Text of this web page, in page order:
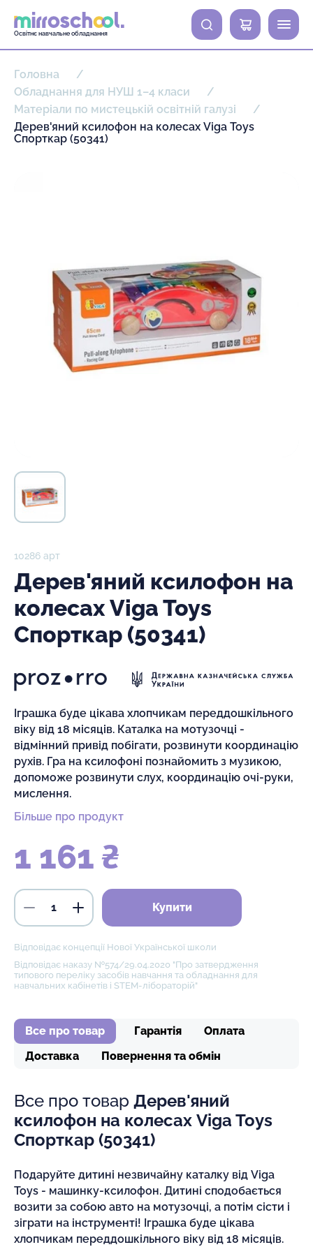
Освітнє навчальне обладнання
0
Головна
Обладнання для НУШ 1–4 класи
Матеріали по мистецькій освітній галузі
Дерев'яний ксилофон на колесах Viga Toys
Спорткар (50341)
10286 арт
Дерев'яний ксилофон на
колесах Viga Toys
Спорткар (50341)
Іграшка буде цікава хлопчикам переддошкільного
віку від 18 місяців. Каталка на мотузочці -
відмінний привід побігати, розвинути координацію
рухів. Гра на ксилофоні познайомить з музикою,
допоможе розвинути слух, координацію очі-руки,
мислення.
Більше про продукт
1 161 ₴
Купити
Відповідає концепції Нової Української школи
Відповідає наказу №574/29.04.2020 "Про затвердження
типового переліку засобів навчання та обладнання для
навчальних кабінетів і STEM-лібораторій"
Все про товар Гарантія
Оплата
Доставка
Повернення та обмін
Все про товар Дерев'яний
ксилофон на колесах Viga Toys
Спорткар (50341)
Подаруйте дитині незвичайну каталку від Viga
Toys - машинку-ксилофон. Дитині сподобається
возити за собою авто на мотузочці, а потім сісти і
зіграти на інструменті! Іграшка буде цікава
хлопчикам переддошкільного віку від 18 місяців.